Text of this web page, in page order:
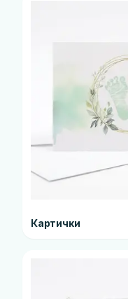
Картички